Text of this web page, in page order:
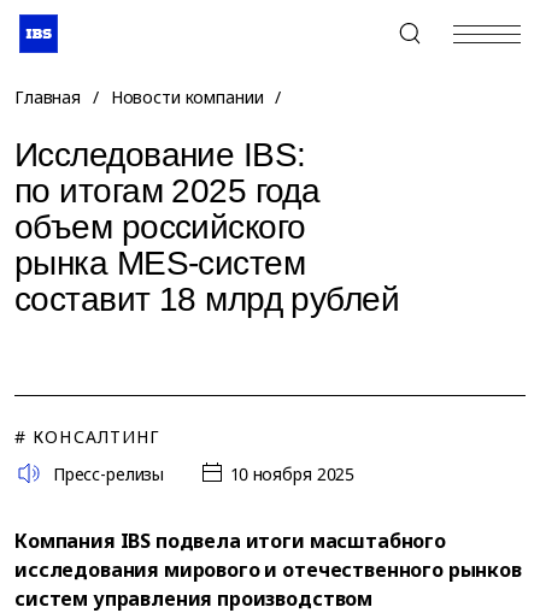
+7 (495) 967-80-80
Главная / Новости компании /
Исследование IBS:
по итогам 2025 года
объем российского
рынка MES-систем
составит 18 млрд рублей
# КОНСАЛТИНГ
Пресс-релизы
10 ноября 2025
Компания IBS подвела итоги масштабного
исследования мирового и отечественного рынков
систем управления производством